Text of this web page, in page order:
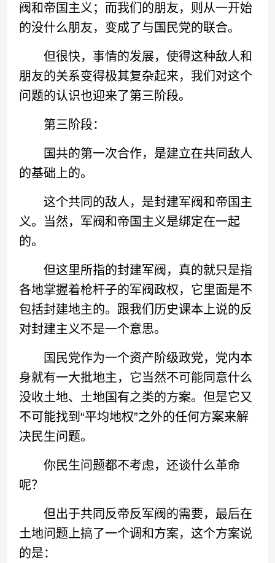
阀和帝国主义；而我们的朋友，则从一开始
的没什么朋友，变成了与国民党的联合。
但很快，事情的发展，使得这种敌人和
朋友的关系变得极其复杂起来，我们对这个
问题的认识也迎来了第三阶段。
第三阶段：
国共的第一次合作，是建立在共同敌人
的基础上的。
这个共同的敌人，是封建军阀和帝国主
义。当然，军阀和帝国主义是绑定在一起
的。
但这里所指的封建军阀，真的就只是指
各地掌握着枪杆子的军阀政权，它里面是不
包括封建地主的。跟我们历史课本上说的反
对封建主义不是一个意思。
国民党作为一个资产阶级政党，党内本
身就有一大批地主，它当然不可能同意什么
没收土地、土地国有之类的方案。但是它又
不可能找到“平均地权”之外的任何方案来解
决民生问题。
你民生问题都不考虑，还谈什么革命
呢？
但出于共同反帝反军阀的需要，最后在
土地问题上搞了一个调和方案，这个方案说
的是：